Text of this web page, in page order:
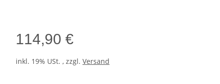
114,90 €
inkl. 19% USt. , zzgl. Versand